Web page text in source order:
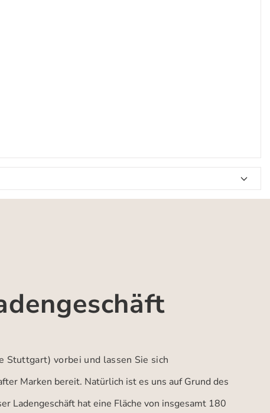
Stuttgart) vorbei und lassen Sie sich
Marken bereit. Natürlich ist es uns auf Grund des
Ladengeschäft hat eine Fläche von insgesamt 180